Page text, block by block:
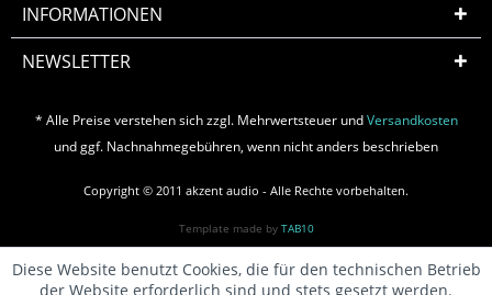
INFORMATIONEN
NEWSLETTER
* Alle Preise verstehen sich zzgl. Mehrwertsteuer undVersandkosten
und ggf. Nachnahmegebühren, wenn nicht anders beschrieben
Copyright © 2011 akzent audio - Alle Rechte vorbehalten.
Template made by TAB10
Diese Website benutzt Cookies, die für den technischen Betrieb
der Website erforderlich sind und stets gesetzt werden.